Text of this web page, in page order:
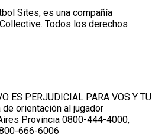
Sites, es una compañía
Todos los derechos
ES PERJUDICIAL PARA VOS Y TU
orientación al jugador
Provincia 0800-444-4000,
666-6006